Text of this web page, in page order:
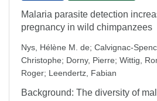
Malaria parasite detection
pregnancy in wild chimpanzees
Nys, Hélène M. de; Calvignac-
Christophe; Dorny, Pierre; Wittig,
Roger; Leendertz, Fabian
Background: The diversity of